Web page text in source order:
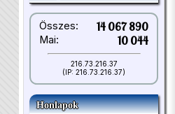
Összes: 14 067 890
Mai: 10 044
216.73.216.37
(IP: 216.73.216.37)
Honlapok